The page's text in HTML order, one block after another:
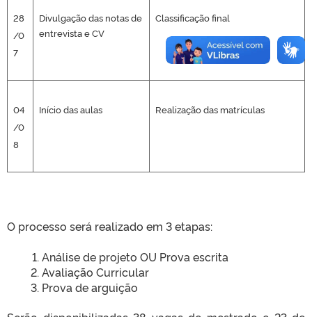
28
/0
7
Divulgação das notas de
entrevista e CV
Classificação final
04
/0
8
Início das aulas Realização das matrículas
O processo será realizado em 3 etapas:
Análise de projeto OU Prova escrita
Avaliação Curricular
Prova de arguição